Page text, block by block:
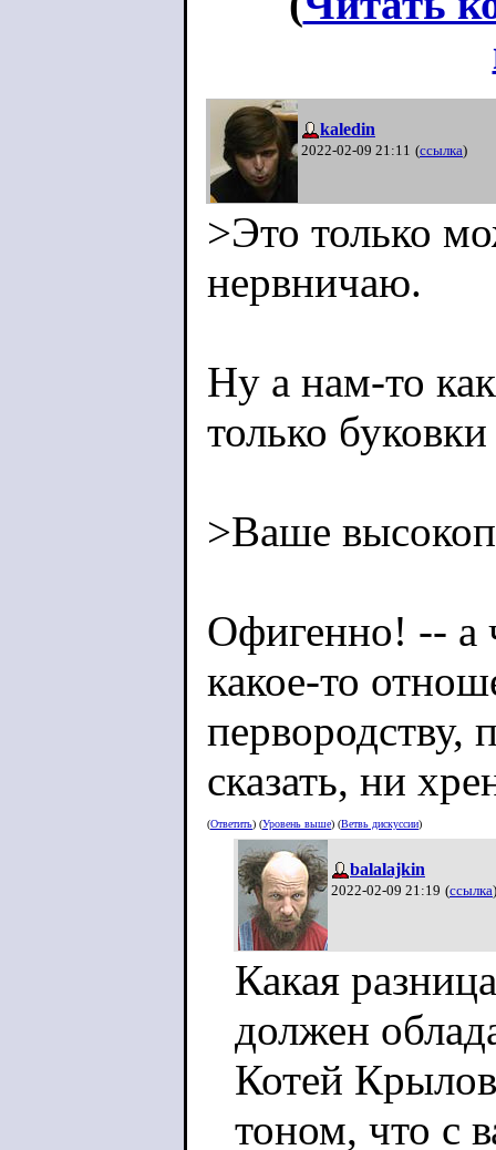
kaledin
2022-02-09 21:11 (ссылка)
>Это только
нервничаю.
Ну а нам-то
только
>Ваше
Офигенно! -- а
какое-то
первородству,
сказать, ни
(Ответить) (Уровень выше) (Ветвь дискуссии)
balalajkin
2022-02-09 21:19 (ссылка)
Какая
должен
Котей
тоном, что с